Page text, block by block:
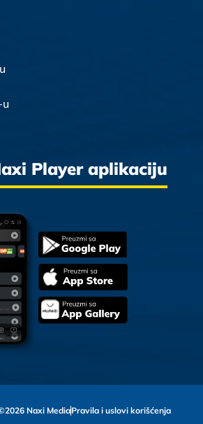
Player aplikaciju
Naxi MediaPravila i uslovi korišćenja